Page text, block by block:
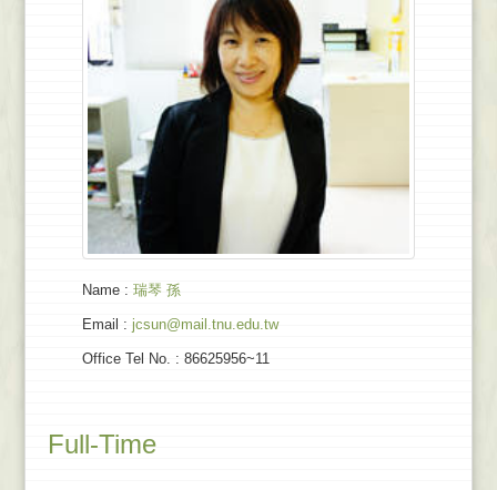
Name :瑞琴 孫
Email :jcsun@mail.tnu.edu.tw
Office Tel No. : 86625956~11
Full-Time